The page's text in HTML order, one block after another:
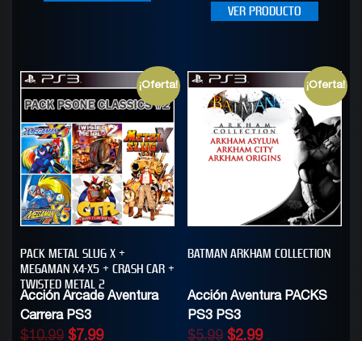
VER PRODUCTO
¡Oferta!
PACK METAL SLUG X +
MEGAMAN X4-X5 + CRASH CAR +
TWISTED METAL 2
Acción Arcade Aventura
Carrera PS3
$10.99 $7.99
¡Oferta!
BATMAN ARKHAM COLLECTION
Acción Aventura PACKS
PS3 PS3
$5.99 $2.99